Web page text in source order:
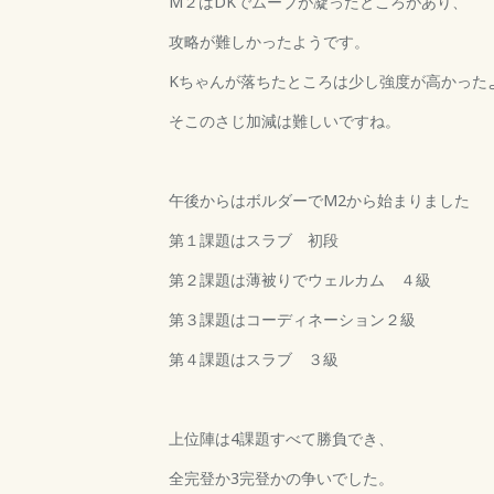
攻略が難しかったようです。
Kちゃんが落ちたところは少し強度が高かった
そこのさじ加減は難しいですね。
午後からはボルダーでM2から始まりました
第１課題はスラブ 初段
第２課題は薄被りでウェルカム ４級
第３課題はコーディネーション２級
第４課題はスラブ ３級
上位陣は4課題すべて勝負でき、
全完登か3完登かの争いでした。